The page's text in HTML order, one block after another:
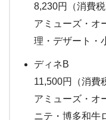
8,230円（消費
アミューズ・オ
理・デザート・
ディネB
11,500円（消費
アミューズ・オ
ニテ・博多和牛